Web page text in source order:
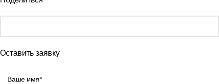
Оставить заявку